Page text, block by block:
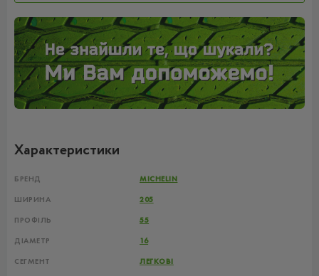
Характеристики
БРЕНД MICHELIN
ШИРИНА 205
ПРОФІЛЬ 55
ДІАМЕТР 16
СЕГМЕНТ ЛЕГКОВІ